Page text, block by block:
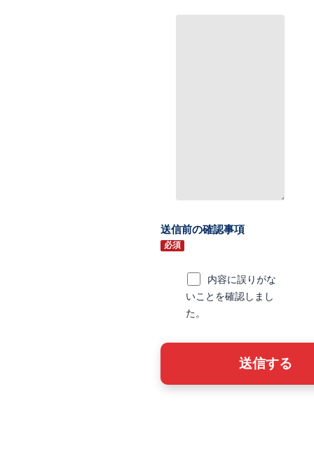
送信前の確認事項
必須
内容に誤りがな
いことを確認しまし
た。